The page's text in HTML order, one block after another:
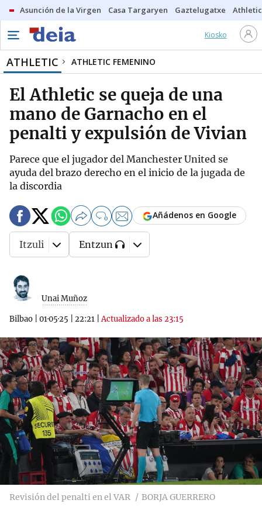
Asunción de la Virgen Casa Targaryen Gaztelugatxe Athletic
Kiosko
ATHLETIC ATHLETIC FEMENINO
El Athletic se queja de una
mano de Garnacho en el
penalti y expulsión de Vivian
Parece que el jugador del Manchester United se
ayuda del brazo derecho en el inicio de la jugada de
la discordia
Unai Muñoz
Bilbao 01·05·25 22:21 |Actualizado a las 23:15
0 Añádenos en Google
Itzuli Entzun
Revisión del penalti en el VAR BORJA GUERRERO